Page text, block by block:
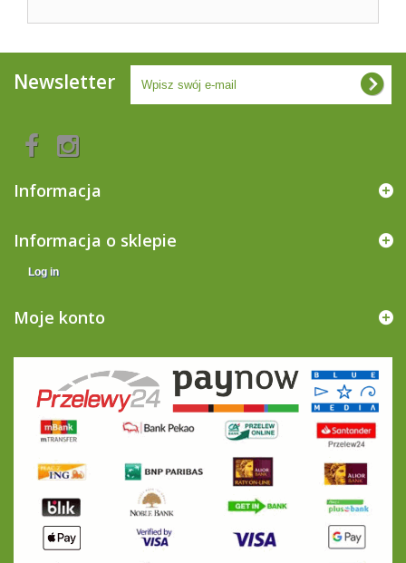
Newsletter
Informacja
Informacja o sklepie
Log in
Moje konto